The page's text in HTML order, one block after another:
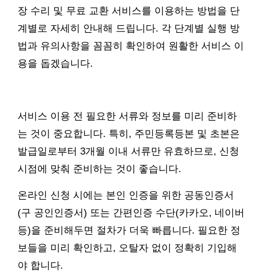
장 수리 및 무료 교환 서비스를 이용하는 방법을 단
계별로 자세히 안내해 드립니다. 각 단계별 실행 방
법과 유의사항을 꼼꼼히 확인하여 원활한 서비스 이
용을 돕겠습니다.
서비스 이용 전 필요한 서류와 정보를 미리 준비하
는 것이 중요합니다. 특히, 주민등록등본 및 초본은
발급일로부터 3개월 이내 서류만 유효하므로, 신청
시점에 맞춰 준비하는 것이 좋습니다.
온라인 신청 시에는 본인 인증을 위한 공동인증서
(구 공인인증서) 또는 간편인증 수단(카카오, 네이버
등)을 준비해두면 절차가 더욱 빠릅니다. 필요한 정
보들을 미리 확인하고, 오탈자 없이 정확히 기입해
야 합니다.